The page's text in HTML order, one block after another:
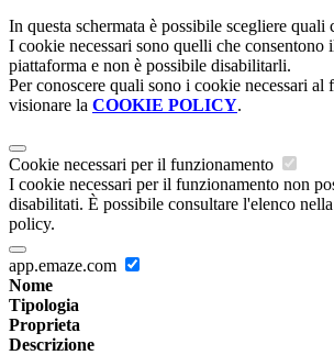
In questa schermata è possibile scegliere quali
I cookie necessari sono quelli che consentono
piattaforma e non è possibile disabilitarli.
Per conoscere quali sono i cookie necessari al
visionare la COOKIE POLICY.
Cookie necessari per il funzionamento
I cookie necessari per il funzionamento non
disabilitati. È possibile consultare l'elenco
policy.
app.emaze.com
Nome
Tipologia
Proprieta
Descrizione